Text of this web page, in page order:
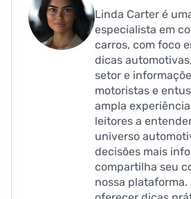
Linda Carter é
especialista em
carros, com foco
dicas
setor e
motoristas e
ampla
leitores a
universo
decisões mais
compartilha seu
nossa